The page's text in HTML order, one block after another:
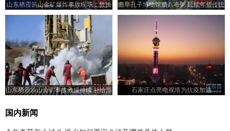
山东栖霞笏山金矿爆炸事故现场：救援
持续进行
曲阜孔子博物馆腊八布粥 延续年俗传统
山东栖霞笏山金矿事故救援持续 补给源
石家庄点亮电视塔为抗疫加油
国内新闻